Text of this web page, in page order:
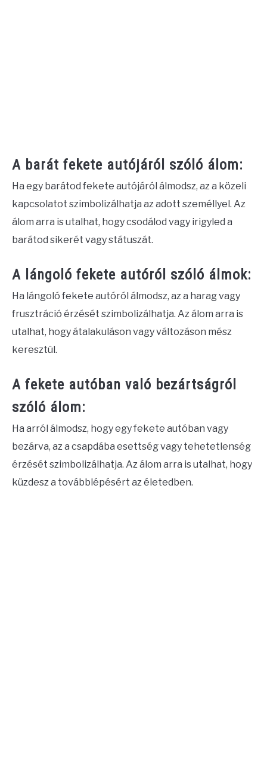
A barát fekete autójáról szóló álom:
Ha egy barátod fekete autójáról álmodsz, az a közeli
kapcsolatot szimbolizálhatja az adott személlyel. Az
álom arra is utalhat, hogy csodálod vagy irigyled a
barátod sikerét vagy státuszát.
A lángoló fekete autóról szóló álmok:
Ha lángoló fekete autóról álmodsz, az a harag vagy
frusztráció érzését szimbolizálhatja. Az álom arra is
utalhat, hogy átalakuláson vagy változáson mész
keresztül.
A fekete autóban való bezártságról
szóló álom:
Ha arról álmodsz, hogy egy fekete autóban vagy
bezárva, az a csapdába esettség vagy tehetetlenség
érzését szimbolizálhatja. Az álom arra is utalhat, hogy
küzdesz a továbblépésért az életedben.